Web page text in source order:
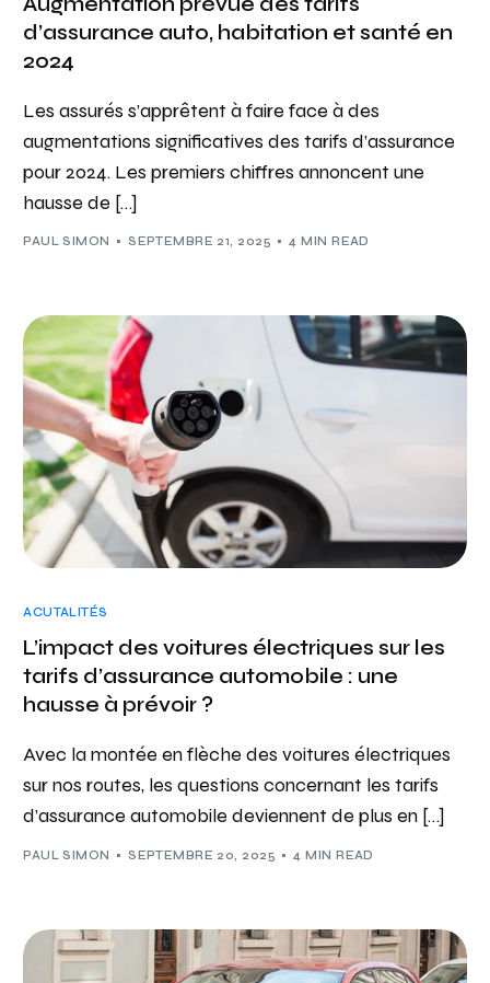
d’assurance auto, habitation et santé en
2024
Les assurés s’apprêtent à faire face à des
augmentations significatives des tarifs d’assurance
pour 2024. Les premiers chiffres annoncent une
hausse de […]
PAUL SIMON SEPTEMBRE 21, 2025 4 MIN READ
ACUTALITÉS
L’impact des voitures électriques sur les
tarifs d’assurance automobile : une
hausse à prévoir ?
Avec la montée en flèche des voitures électriques
sur nos routes, les questions concernant les tarifs
d’assurance automobile deviennent de plus en […]
PAUL SIMON SEPTEMBRE 20, 2025 4 MIN READ